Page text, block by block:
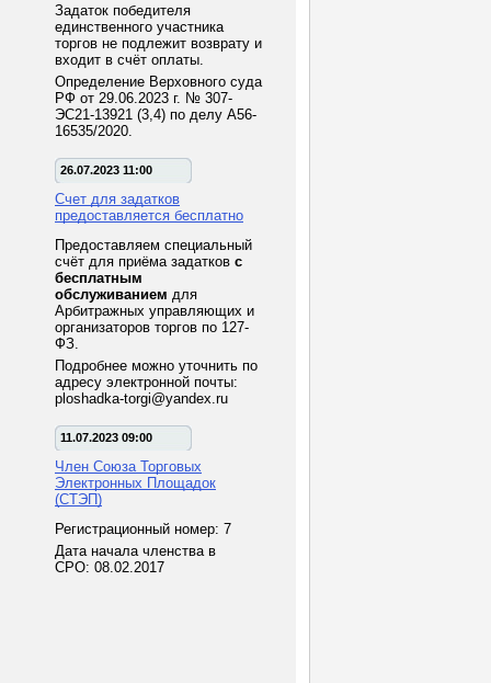
Задаток победителя
единственного участника
торгов не подлежит возврату и
входит в счёт оплаты.
Определение Верховного суда
РФ от 29.06.2023 г. № 307-
ЭС21-13921 (3,4) по делу А56-
16535/2020.
26.07.2023 11:00
Счет для задатков
предоставляется бесплатно
Предоставляем специальный
счёт для приёма задатков с
бесплатным
обслуживанием для
Арбитражных управляющих и
организаторов торгов по 127-
ФЗ.
Подробнее можно уточнить по
адресу электронной почты:
ploshadka-torgi@yandex.ru
11.07.2023 09:00
Член Союза Торговых
Электронных Площадок
(СТЭП)
Регистрационный номер: 7
Дата начала членства в
СРО: 08.02.2017